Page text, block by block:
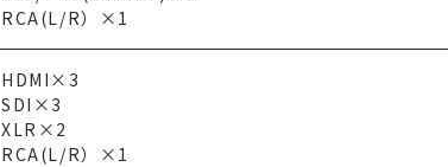
RCA(L/R）×1
HDMI×3
SDI×3
XLR×2
RCA(L/R）×1